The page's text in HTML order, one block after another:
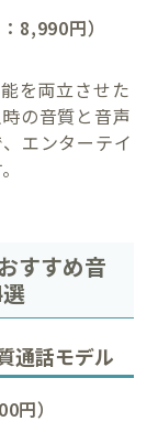
8,990円）
を両立させた
の音質と音声
エンターテイ
すすめ音
通話モデル
）